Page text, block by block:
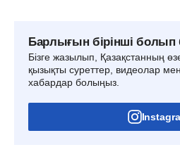
Барлығын бірінші болып
Бізге жазылып, Қазақстанның
қызықты суреттер, видеолар
хабардар болыңыз.